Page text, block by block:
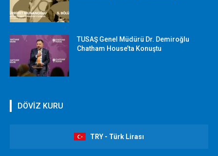
TUSAŞ Genel Müdürü Dr. Demiroğlu
Chatham House’ta Konuştu
DÖVİZ KURU
TRY - Türk Lirası